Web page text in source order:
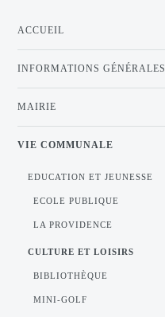
ACCUEIL
INFORMATIONS GÉNÉRALES
MAIRIE
VIE COMMUNALE
EDUCATION ET JEUNESSE
ECOLE PUBLIQUE
LA PROVIDENCE
CULTURE ET LOISIRS
BIBLIOTHÈQUE
MINI-GOLF